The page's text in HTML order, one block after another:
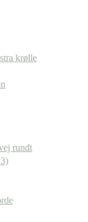
krølle
rundt